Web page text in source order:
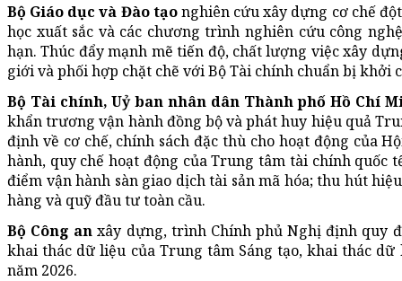
Bộ Giáo dục và Đào tạonghiên cứu xây dựng cơ chế
học xuất sắc và các chương trình nghiên cứu công
hạn. Thúc đẩy mạnh mẽ tiến độ, chất lượng việc xây
giới và phối hợp chặt chẽ với Bộ Tài chính chuẩn bị khởi
Bộ Tài chính, Uỷ ban nhân dân Thành phố Hồ Chí
khẩn trương vận hành đồng bộ và phát huy hiệu quả
định về cơ chế, chính sách đặc thù cho hoạt động của
hành, quy chế hoạt động của Trung tâm tài chính
điểm vận hành sàn giao dịch tài sản mã hóa; thu hút
hàng và quỹ đầu tư toàn cầu.
Bộ Công anxây dựng, trình Chính phủ Nghị định quy
khai thác dữ liệu của Trung tâm Sáng tạo, khai thác
năm 2026.